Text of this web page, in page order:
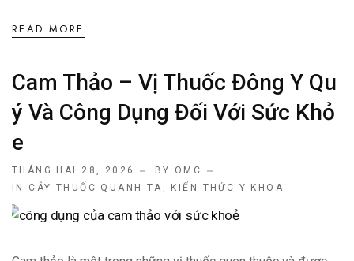
READ MORE
Cam Thảo – Vị Thuốc Đông Y Qu
Ý Và Công Dụng Đối Với Sức Khỏ
E
THÁNG HAI 28, 2026
BY OMC
IN CÂY THUỐC QUANH TA , KIẾN THỨC Y KHOA